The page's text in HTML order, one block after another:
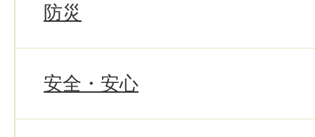
防災
安全・安心